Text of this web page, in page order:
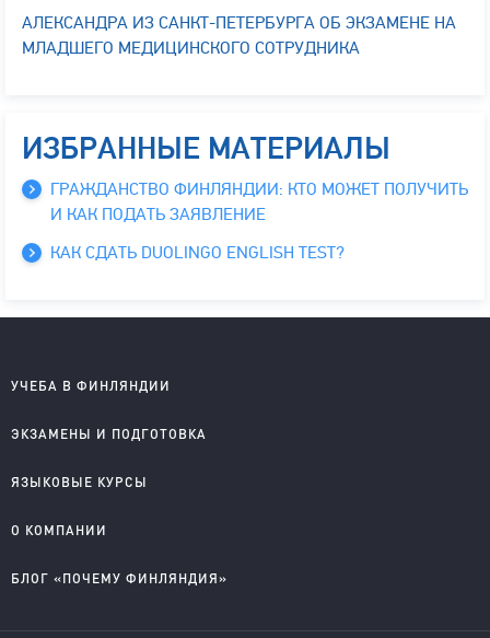
АЛЕКСАНДРА ИЗ САНКТ-ПЕТЕРБУРГА ОБ ЭКЗАМЕНЕ НА
МЛАДШЕГО МЕДИЦИНСКОГО СОТРУДНИКА
ИЗБРАННЫЕ МАТЕРИАЛЫ
ГРАЖДАНСТВО ФИНЛЯНДИИ: КТО МОЖЕТ ПОЛУЧИТЬ
И КАК ПОДАТЬ ЗАЯВЛЕНИЕ
КАК СДАТЬ DUOLINGO ENGLISH TEST?
УЧЕБА В ФИНЛЯНДИИ
Колледжи на английском
Колледжи на финском
ЭКЗАМЕНЫ И ПОДГОТОВКА
YKI подготовка и регистрация
ЯЗЫКОВЫЕ КУРСЫ
Английский для школьников
Английский для взрослых
О КОМПАНИИ
Правовые документы
БЛОГ «ПОЧЕМУ ФИНЛЯНДИЯ»